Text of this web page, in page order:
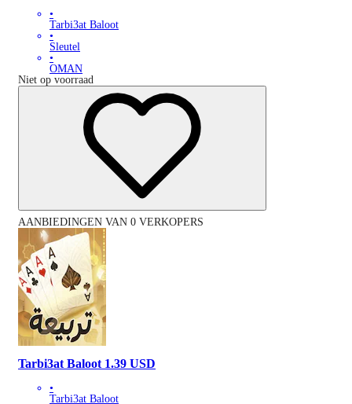
•
Tarbi3at Baloot
•
Sleutel
•
OMAN
Niet op voorraad
AANBIEDINGEN VAN 0 VERKOPERS
Tarbi3at Baloot 1.39 USD
•
Tarbi3at Baloot